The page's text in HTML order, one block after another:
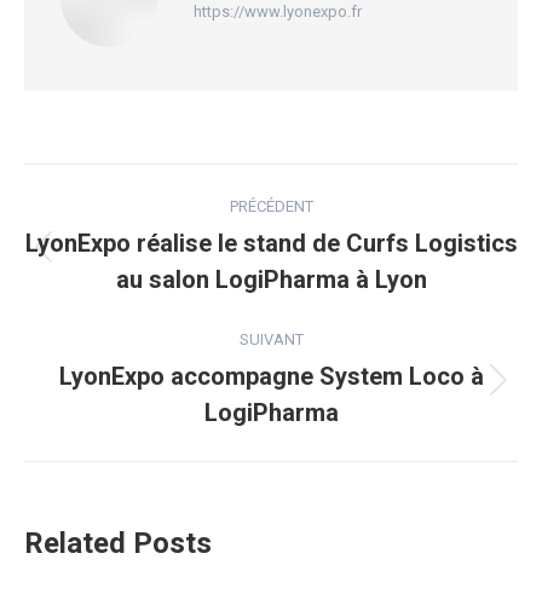
https://www.lyonexpo.fr
article
PRÉCÉDENT
Article
LyonExpo réalise le stand de Curfs Logistics
au salon LogiPharma à Lyon
SUIVANT
Article
LyonExpo accompagne System Loco à
LogiPharma
Related Posts